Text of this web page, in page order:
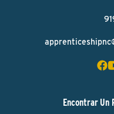
Encontrar Un